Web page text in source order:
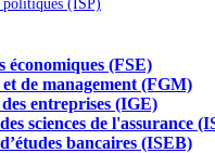
politiques (ISP)
économiques (FSE)
de management (FGM)
entreprises (IGE)
sciences de l'assurance
bancaires (ISEB)